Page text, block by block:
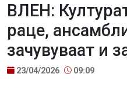
ВЛЕН:
раце,
зачувуваат и
23/04/2026 09:09